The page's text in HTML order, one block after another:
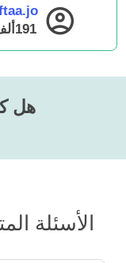
191ألف
هل
الأسئلة